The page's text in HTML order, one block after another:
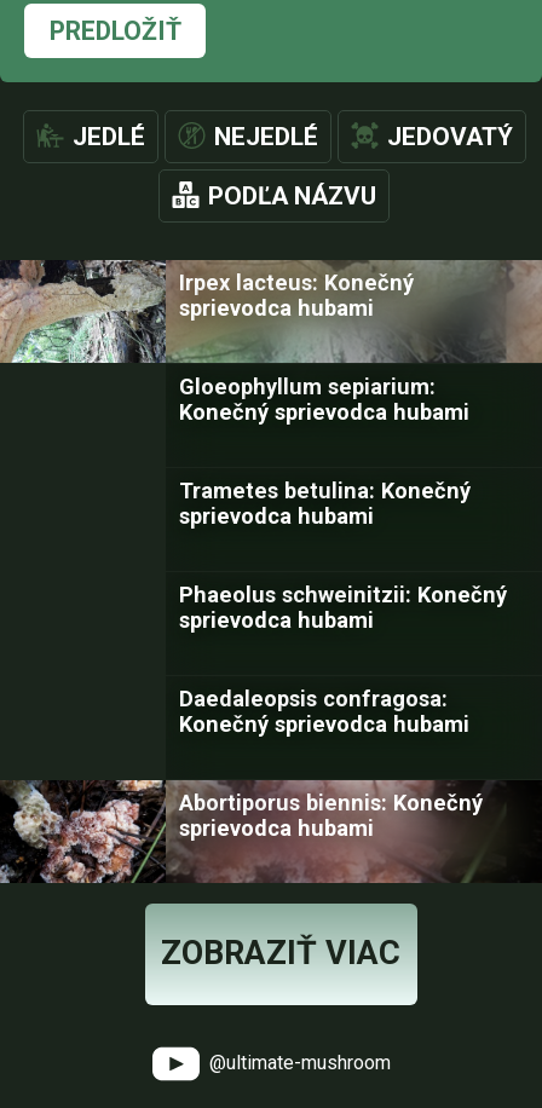
PREDLOŽIŤ
JEDLÉ NEJEDLÉ JEDOVATÝ
PODĽA NÁZVU
Irpex lacteus: Konečný
sprievodca hubami
Gloeophyllum sepiarium:
Konečný sprievodca hubami
Trametes betulina: Konečný
sprievodca hubami
Phaeolus schweinitzii: Konečný
sprievodca hubami
Daedaleopsis confragosa:
Konečný sprievodca hubami
Abortiporus biennis: Konečný
sprievodca hubami
ZOBRAZIŤ VIAC
@ultimate-mushroom